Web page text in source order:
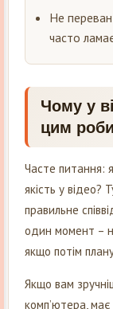
Не
часто
Чому у
цим
Часте питання:
якість у відео?
правильне
один момент –
якщо потім
Якщо вам
комп’ютера,